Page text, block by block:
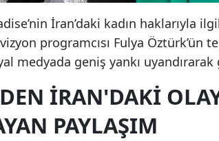
İran’daki kadın haklarıyla
programcısı Fulya Öztürk’ün
medyada geniş yankı uyandırarak
İRAN'DAKI
PAYLAŞIM